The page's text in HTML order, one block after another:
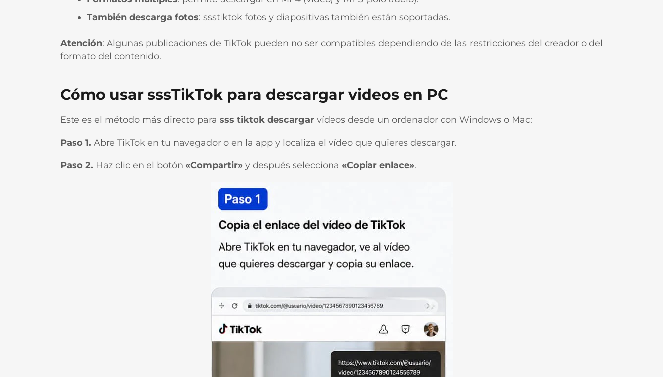
También descarga fotos: ssstiktok fotos y diapositivas también están soportadas.
Atención: Algunas publicaciones de TikTok pueden no ser compatibles dependiendo de las restricciones del creador o del
formato del contenido.
Cómo usar sssTikTok para descargar videos en PC
Este es el método más directo para sss tiktok descargar vídeos desde un ordenador con Windows o Mac:
Paso 1. Abre TikTok en tu navegador o en la app y localiza el vídeo que quieres descargar.
Paso 2. Haz clic en el botón «Compartir» y después selecciona «Copiar enlace».